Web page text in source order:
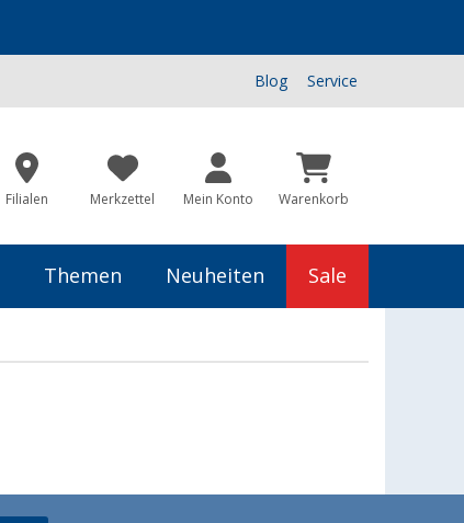
Blog Service
Filialen Merkzettel Mein Konto Warenkorb
Themen Neuheiten Sale